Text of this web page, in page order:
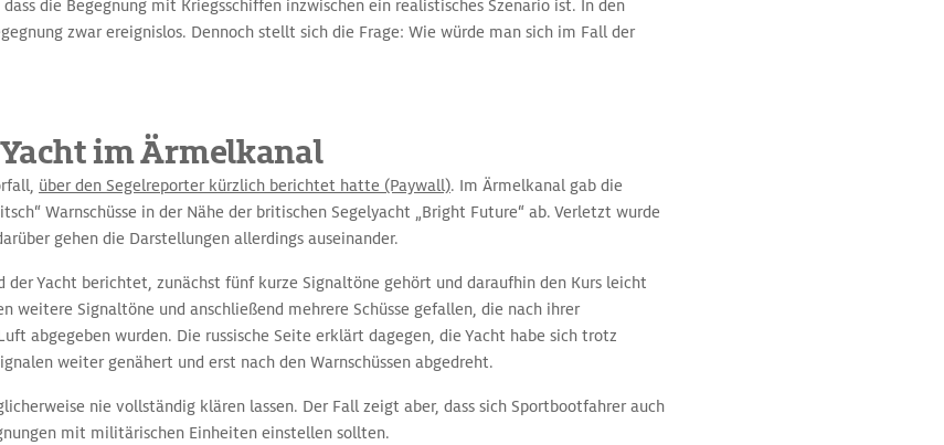
die Begegnung mit Kriegsschiffen inzwischen ein realistisches Szenario ist. In den
zwar ereignislos. Dennoch stellt sich die Frage: Wie würde man sich im Fall der
im Ärmelkanal
über den Segelreporter kürzlich berichtet hatte (Paywall). Im Ärmelkanal gab die
Warnschüsse in der Nähe der britischen Segelyacht „Bright Future“ ab. Verletzt wurde
gehen die Darstellungen allerdings auseinander.
der Yacht berichtet, zunächst fünf kurze Signaltöne gehört und daraufhin den Kurs leicht
weitere Signaltöne und anschließend mehrere Schüsse gefallen, die nach ihrer
abgegeben wurden. Die russische Seite erklärt dagegen, die Yacht habe sich trotz
weiter genähert und erst nach den Warnschüssen abgedreht.
nie vollständig klären lassen. Der Fall zeigt aber, dass sich Sportbootfahrer auch
mit militärischen Einheiten einstellen sollten.